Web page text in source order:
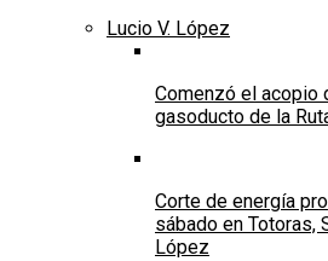
Lucio V. López
Comenzó el acopio
gasoducto de la
Corte de energía
sábado en Totoras,
López